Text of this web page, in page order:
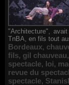
"Architecture",
TnBA, en fils tout
Bordeaux,
fils, gil chauveau,
spectacle, loi,
revue du
spectacle,